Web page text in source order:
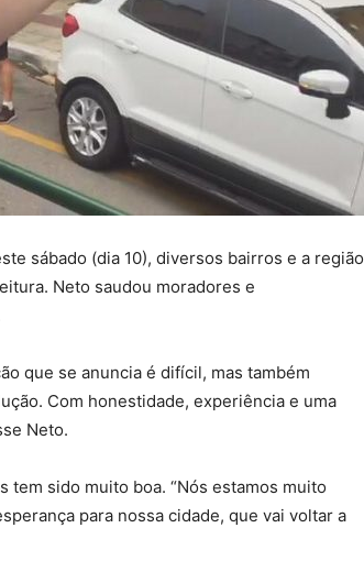
sábado (dia 10), diversos bairros e a região
Neto saudou moradores e
que se anuncia é difícil, mas também
Com honestidade, experiência e uma
Neto.
sido muito boa. “Nós estamos muito
para nossa cidade, que vai voltar a